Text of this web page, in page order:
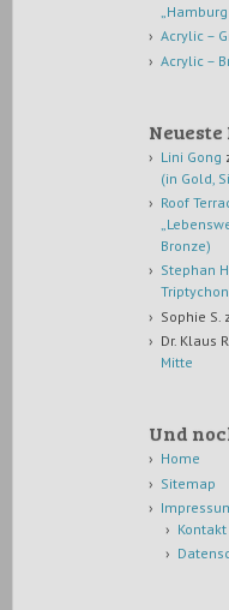
Acrylic –
Acrylic –
Lini Gong
(in Gold,
Roof
Bronze)
Stephan
Sophie S.
Dr. Klaus
Mitte
Und
Home
Sitemap
Kontakt